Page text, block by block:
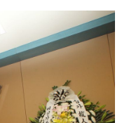
汽车
产
票 食品